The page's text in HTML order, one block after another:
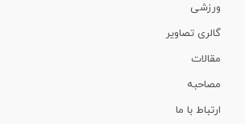
ورزشی
گالری تصاویر
مقالات
مصاحبه
ارتباط با ما